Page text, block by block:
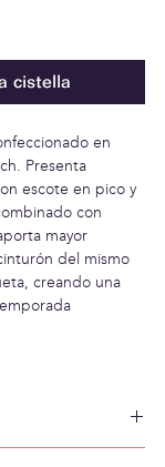
cistella
en
Presenta
escote en pico y
con
mayor
del mismo
creando una